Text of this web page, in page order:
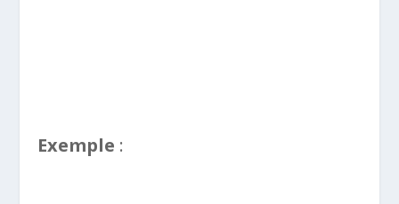
Exemple :